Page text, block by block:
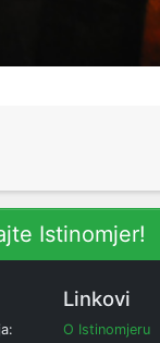
Istinomjer!
Linkovi
O Istinomjeru